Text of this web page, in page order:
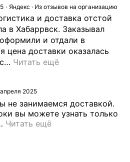
Яндекс · Из отзывов на организацию
и доставка отстой
в Хабаррвск. Заказывал
и отдали в
цена доставки оказалась
… Читать ещё
2025
не занимаемся доставкой.
вы можете узнать только
Читать ещё